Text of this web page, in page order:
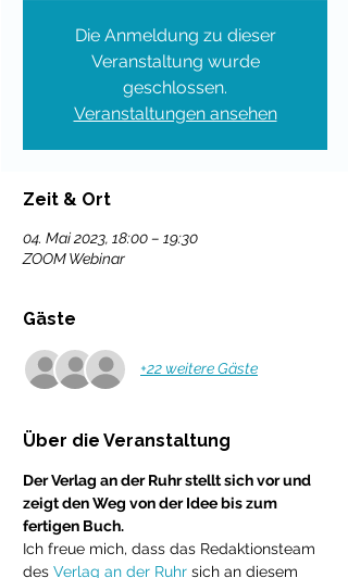
Die Anmeldung zu dieser
Veranstaltung wurde
geschlossen.
Veranstaltungen ansehen
Zeit & Ort
04. Mai 2023, 18:00 – 19:30
ZOOM Webinar
Gäste
+22 weitere Gäste
Über die Veranstaltung
Der Verlag an der Ruhr stellt sich vor und
zeigt den Weg von der Idee bis zum
fertigen Buch.
Ich freue mich, dass das Redaktionsteam
des Verlag an der Ruhr sich an diesem